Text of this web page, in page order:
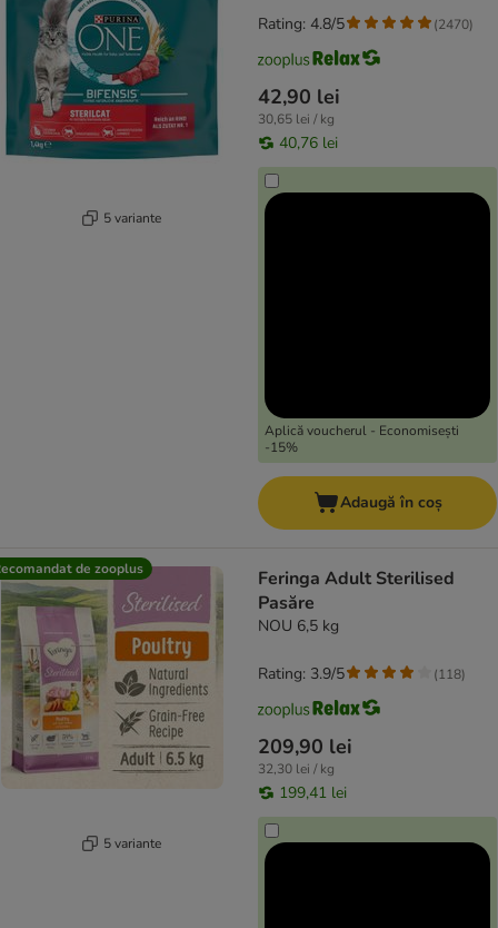
5 variante
42,90 lei
30,65 lei / kg
40,76 lei
Aplică voucherul - Economisești
-15%
Rating: 4.8/5 (2470)
Adaugă în coș
de zooplus
5 variante
Feringa Adult Sterilised
Pasăre
NOU 6,5 kg
209,90 lei
32,30 lei / kg
199,41 lei
Rating: 3.9/5 (118)